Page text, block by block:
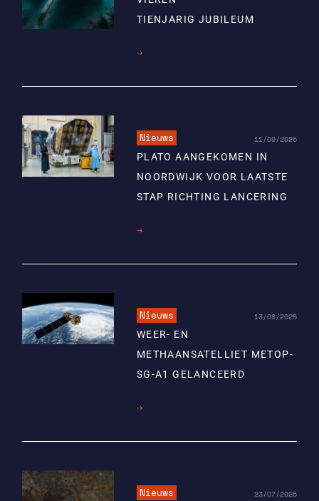
TIENJARIG JUBILEUM
Lees
Nieuws 11/09/2025
PLATO AANGEKOMEN IN
NOORDWIJK VOOR LAATSTE
STAP RICHTING LANCERING
Lees
Nieuws 13/08/2025
WEER- EN
METHAANSATELLIET METOP-
SG-A1 GELANCEERD
Lees
Nieuws 23/07/2025